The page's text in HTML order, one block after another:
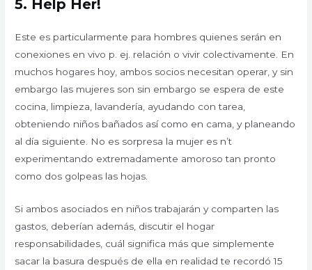
5. Help Her!
Este es particularmente para hombres quienes serán en
conexiones en vivo p. ej. relación o vivir colectivamente. En
muchos hogares hoy, ambos socios necesitan operar, y sin
embargo las mujeres son sin embargo se espera de este
cocina, limpieza, lavandería, ayudando con tarea,
obteniendo niños bañados así como en cama, y planeando
al día siguiente. No es sorpresa la mujer es n’t
experimentando extremadamente amoroso tan pronto
como dos golpeas las hojas.
Si ambos asociados en niños trabajarán y comparten las
gastos, deberían además, discutir el hogar
responsabilidades, cuál significa más que simplemente
sacar la basura después de ella en realidad te recordó 15